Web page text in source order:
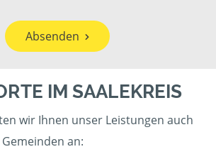
Absenden
IM SAALEKREIS
wir Ihnen unser Leistungen auch
an: